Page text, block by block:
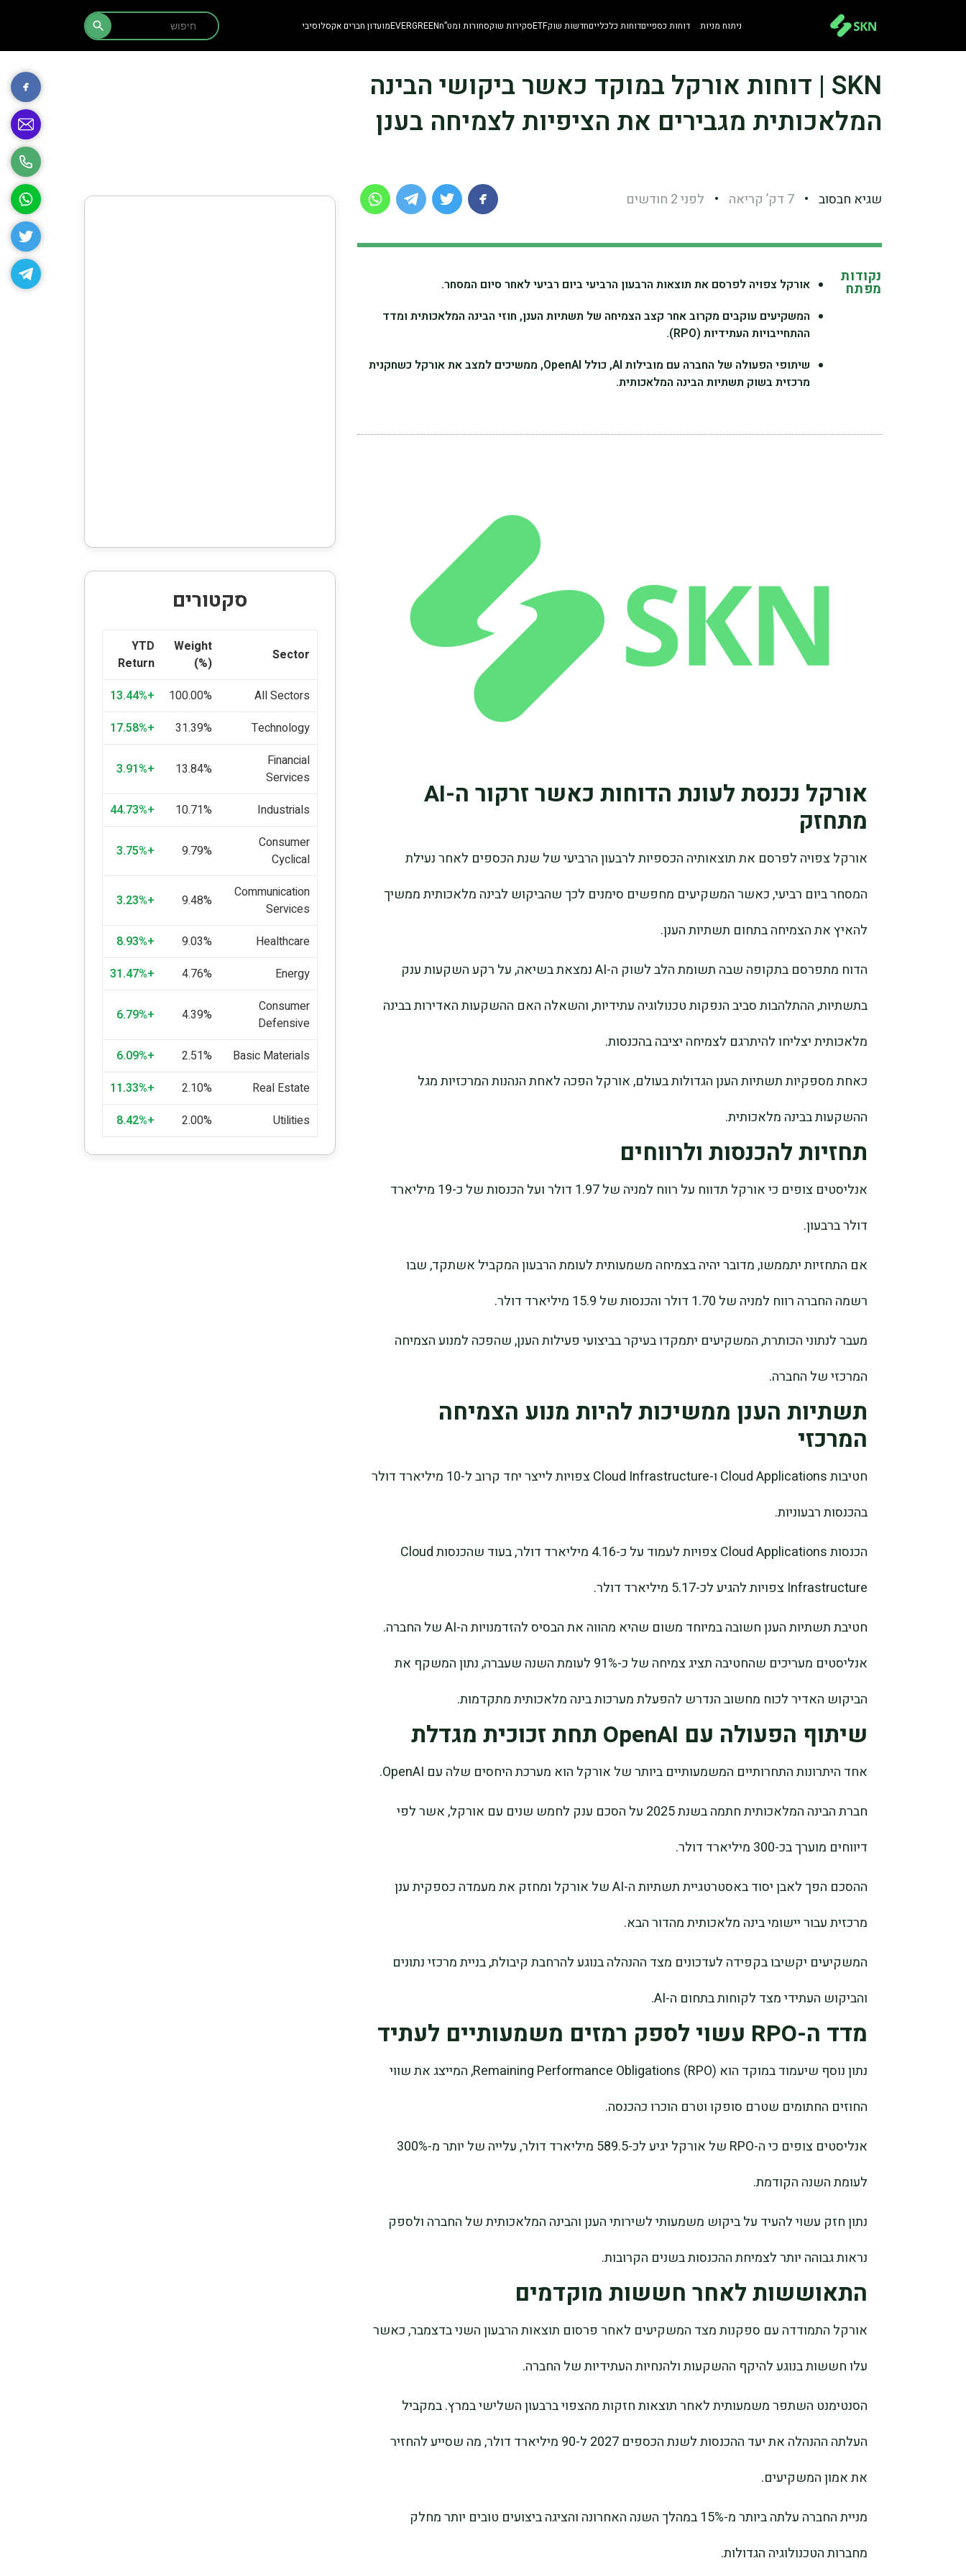
ניתוח מניות דוחות כספייםדוחות כלכלייםחדשות שוקETFסקירות שוקסחורות ומט”חEVERGREENמועדון חברים אקסלוסיבי Search
for:
Search Button
SKN | דוחות אורקל במוקד כאשר ביקושי הבינה
המלאכותית מגבירים את הציפיות לצמיחה בענן
שגיא חבסוב • 7 דק’ קריאה • לפני 2 חודשים
נקודות
מפתח
אורקל צפויה לפרסם את תוצאות הרבעון הרביעי ביום רביעי לאחר סיום המסחר.
המשקיעים עוקבים מקרוב אחר קצב הצמיחה של תשתיות הענן, חוזי הבינה המלאכותית ומדד
ההתחייבויות העתידיות (RPO).
שיתופי הפעולה של החברה עם מובילות AI, כולל OpenAI, ממשיכים למצב את אורקל כשחקנית
מרכזית בשוק תשתיות הבינה המלאכותית.
אורקל נכנסת לעונת הדוחות כאשר זרקור ה-AI
מתחזק
אורקל צפויה לפרסם את תוצאותיה הכספיות לרבעון הרביעי של שנת הכספים לאחר נעילת
המסחר ביום רביעי, כאשר המשקיעים מחפשים סימנים לכך שהביקוש לבינה מלאכותית ממשיך
להאיץ את הצמיחה בתחום תשתיות הענן.
הדוח מתפרסם בתקופה שבה תשומת הלב לשוק ה-AI נמצאת בשיאה, על רקע השקעות ענק
בתשתיות, ההתלהבות סביב הנפקות טכנולוגיה עתידיות, והשאלה האם ההשקעות האדירות בבינה
מלאכותית יצליחו להיתרגם לצמיחה יציבה בהכנסות.
כאחת מספקיות תשתיות הענן הגדולות בעולם, אורקל הפכה לאחת הנהנות המרכזיות מגל
ההשקעות בבינה מלאכותית.
תחזיות להכנסות ולרווחים
אנליסטים צופים כי אורקל תדווח על רווח למניה של 1.97 דולר ועל הכנסות של כ-19 מיליארד
דולר ברבעון.
אם התחזיות יתממשו, מדובר יהיה בצמיחה משמעותית לעומת הרבעון המקביל אשתקד, שבו
רשמה החברה רווח למניה של 1.70 דולר והכנסות של 15.9 מיליארד דולר.
מעבר לנתוני הכותרת, המשקיעים יתמקדו בעיקר בביצועי פעילות הענן, שהפכה למנוע הצמיחה
המרכזי של החברה.
תשתיות הענן ממשיכות להיות מנוע הצמיחה
המרכזי
חטיבות Cloud Applications ו-Cloud Infrastructure צפויות לייצר יחד קרוב ל-10 מיליארד דולר
בהכנסות רבעוניות.
הכנסות Cloud Applications צפויות לעמוד על כ-4.16 מיליארד דולר, בעוד שהכנסות Cloud
Infrastructure צפויות להגיע לכ-5.17 מיליארד דולר.
חטיבת תשתיות הענן חשובה במיוחד משום שהיא מהווה את הבסיס להזדמנויות ה-AI של החברה.
אנליסטים מעריכים שהחטיבה תציג צמיחה של כ-91% לעומת השנה שעברה, נתון המשקף את
הביקוש האדיר לכוח מחשוב הנדרש להפעלת מערכות בינה מלאכותית מתקדמות.
שיתוף הפעולה עם OpenAI תחת זכוכית מגדלת
אחד היתרונות התחרותיים המשמעותיים ביותר של אורקל הוא מערכת היחסים שלה עם OpenAI.
חברת הבינה המלאכותית חתמה בשנת 2025 על הסכם ענק לחמש שנים עם אורקל, אשר לפי
דיווחים מוערך בכ-300 מיליארד דולר.
ההסכם הפך לאבן יסוד באסטרטגיית תשתיות ה-AI של אורקל ומחזק את מעמדה כספקית ענן
מרכזית עבור יישומי בינה מלאכותית מהדור הבא.
המשקיעים יקשיבו בקפידה לעדכונים מצד ההנהלה בנוגע להרחבת קיבולת, בניית מרכזי נתונים
והביקוש העתידי מצד לקוחות בתחום ה-AI.
מדד ה-RPO עשוי לספק רמזים משמעותיים לעתיד
נתון נוסף שיעמוד במוקד הוא Remaining Performance Obligations (RPO), המייצג את שווי
החוזים החתומים שטרם סופקו וטרם הוכרו כהכנסה.
אנליסטים צופים כי ה-RPO של אורקל יגיע לכ-589.5 מיליארד דולר, עלייה של יותר מ-300%
לעומת השנה הקודמת.
נתון חזק עשוי להעיד על ביקוש משמעותי לשירותי הענן והבינה המלאכותית של החברה ולספק
נראות גבוהה יותר לצמיחת ההכנסות בשנים הקרובות.
התאוששות לאחר חששות מוקדמים
אורקל התמודדה עם ספקנות מצד המשקיעים לאחר פרסום תוצאות הרבעון השני בדצמבר, כאשר
עלו חששות בנוגע להיקף ההשקעות ולהנחיות העתידיות של החברה.
הסנטימנט השתפר משמעותית לאחר תוצאות חזקות מהצפוי ברבעון השלישי במרץ. במקביל
העלתה ההנהלה את יעד ההכנסות לשנת הכספים 2027 ל-90 מיליארד דולר, מה שסייע להחזיר
את אמון המשקיעים.
מניית החברה עלתה ביותר מ-15% במהלך השנה האחרונה והציגה ביצועים טובים יותר מחלק
מחברות הטכנולוגיה הגדולות.
סקטורים
Sector
Weight
(%)
YTD
Return
All Sectors
100.00%
+13.44%
Technology
31.39%
+17.58%
Financial
Services
13.84%
+3.91%
Industrials
10.71%
+44.73%
Consumer
Cyclical
9.79%
+3.75%
Communication
Services
9.48%
+3.23%
Healthcare
9.03%
+8.93%
Energy
4.76%
+31.47%
Consumer
Defensive
4.39%
+6.79%
Basic Materials
2.51%
+6.09%
Real Estate
2.10%
+11.33%
Utilities
2.00%
+8.42%